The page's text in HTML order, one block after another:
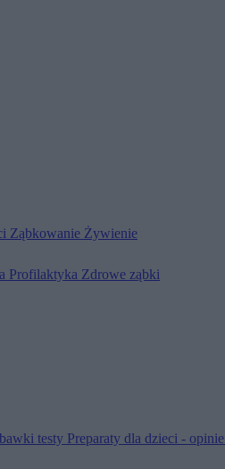
Ząbkowanie Żywienie
Profilaktyka Zdrowe ząbki
testy Preparaty dla dzieci - opinie